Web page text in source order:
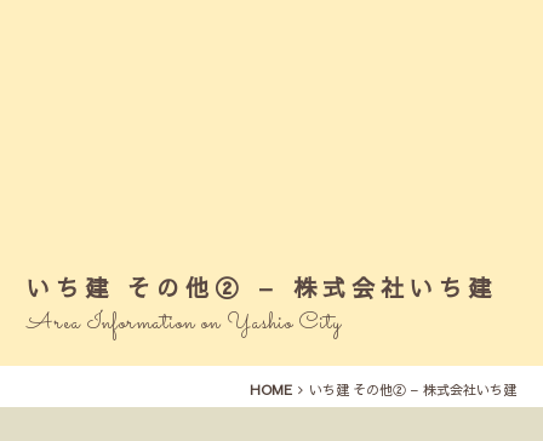
いち建 その他② – 株式会社いち建
Area Information on Yashio City
HOME いち建 その他② – 株式会社いち建